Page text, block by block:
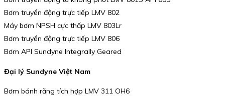
Bơm truyền động trực tiếp LMV 802
Máy bơm NPSH cực thấp LMV 803Lr
Bơm truyền động trực tiếp LMV 806
Bơm API Sundyne Integrally Geared
Đại lý Sundyne Việt Nam
Bơm bánh răng tích hợp LMV 311 OH6